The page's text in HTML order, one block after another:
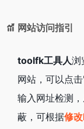
网站访问指引
toolfk工具人浏
网站，可以点
输入网址检测
蔽，可根据修